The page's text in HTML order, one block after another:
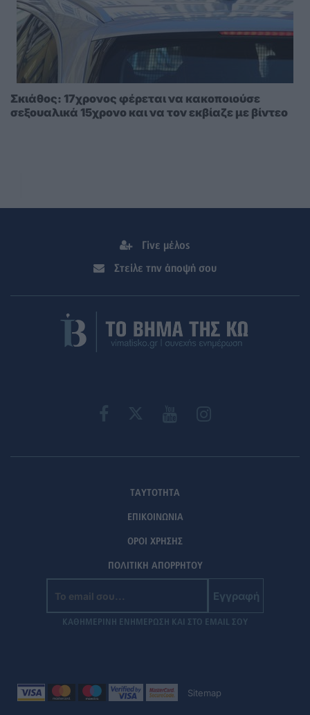
Σκιάθος: 17χρονος φέρεται να κακοποιούσε
σεξουαλικά 15χρονο και να τον εκβίαζε με βίντεο
Γίνε μέλος
Στείλε την άποψή σου
ΤΑΥΤΟΤΗΤΑ
ΕΠΙΚΟΙΝΩΝΙΑ
ΟΡΟΙ ΧΡΗΣΗΣ
ΠΟΛΙΤΙΚΗ ΑΠΟΡΡΗΤΟΥ
Εγγραφή
ΚΑΘΗΜΕΡΙΝΗ ΕΝΗΜΕΡΩΣΗ ΚΑΙ ΣΤΟ EMAIL ΣΟΥ
Sitemap